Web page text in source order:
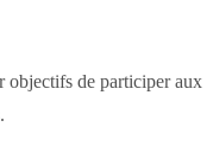
objectifs de participer aux